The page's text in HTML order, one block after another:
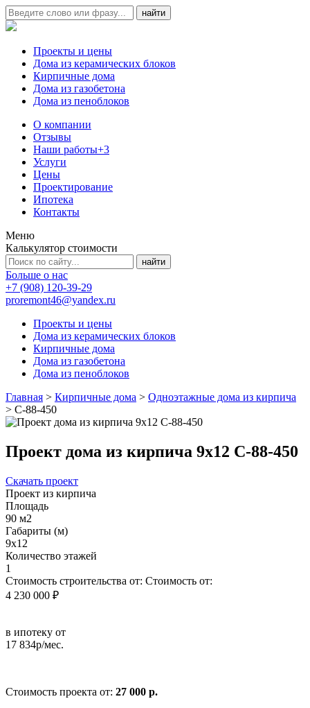
Проекты и цены
Дома из керамических блоков
Кирпичные дома
Дома из газобетона
Дома из пеноблоков
О компании
Отзывы
Наши работы+3
Услуги
Цены
Проектирование
Ипотека
Контакты
Меню
Калькулятор стоимости
Больше о нас
+7 (908) 120-39-29
proremont46@yandex.ru
Проекты и цены
Дома из керамических блоков
Кирпичные дома
Дома из газобетона
Дома из пеноблоков
Главная > Кирпичные дома > Одноэтажные дома из кирпича
> С-88-450
Проект дома из кирпича 9х12 С-88-450
Скачать проект
Проект из кирпича
Площадь
90 м2
Габариты (м)
9х12
Количество этажей
1
Стоимость строительства от: Стоимость от:
4 230 000 ₽
в ипотеку от
17 834р/мес.
Стоимость проекта от: 27 000 р.